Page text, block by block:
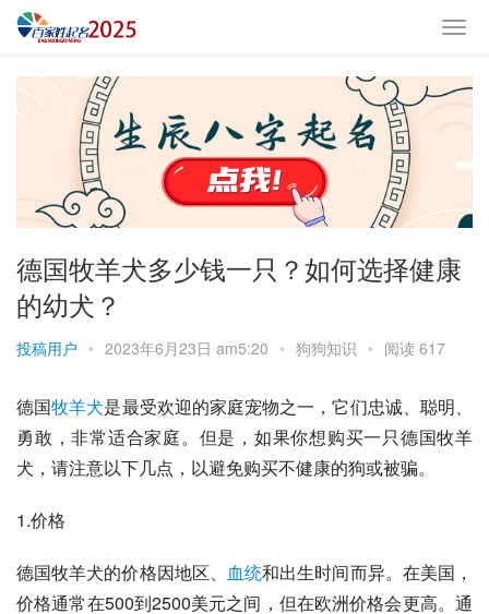
德国牧羊犬多少钱一只？如何选择健康
的幼犬？
投稿用户 • 2023年6月23日 am5:20 • 狗狗知识 • 阅读 617
德国牧羊犬是最受欢迎的家庭宠物之一，它们忠诚、聪明、
勇敢，非常适合家庭。但是，如果你想购买一只德国牧羊
犬，请注意以下几点，以避免购买不健康的狗或被骗。
1.价格
德国牧羊犬的价格因地区、 血统和出生时间而异。在美国，
价格通常在500到2500美元之间，但在欧洲价格会更高。通